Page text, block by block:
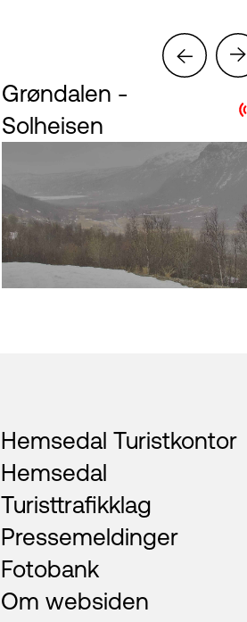
→ →
Grøndalen -
Solheisen
Hemsedal Turistkontor
Hemsedal
Turisttrafikklag
Pressemeldinger
Fotobank
Om websiden